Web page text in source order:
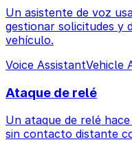
Un asistente de voz
gestionar solicitudes y
vehículo.
Voice AssistantVehicle
Ataque de relé
Un ataque de relé
sin contacto distante